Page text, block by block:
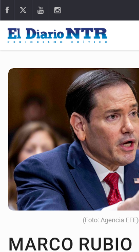
(Foto: Agencia EFE)
MARCO RUBIO